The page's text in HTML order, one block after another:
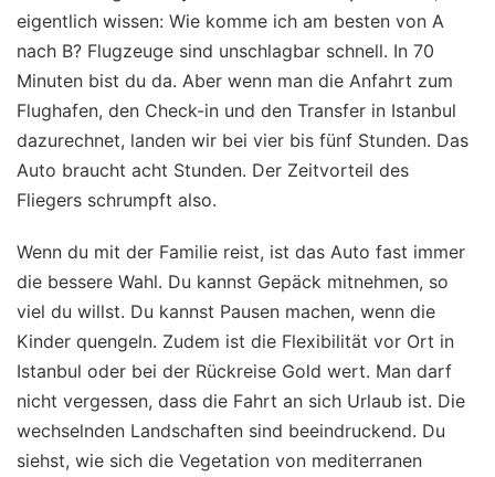
eigentlich wissen: Wie komme ich am besten von A
nach B? Flugzeuge sind unschlagbar schnell. In 70
Minuten bist du da. Aber wenn man die Anfahrt zum
Flughafen, den Check-in und den Transfer in Istanbul
dazurechnet, landen wir bei vier bis fünf Stunden. Das
Auto braucht acht Stunden. Der Zeitvorteil des
Fliegers schrumpft also.
Wenn du mit der Familie reist, ist das Auto fast immer
die bessere Wahl. Du kannst Gepäck mitnehmen, so
viel du willst. Du kannst Pausen machen, wenn die
Kinder quengeln. Zudem ist die Flexibilität vor Ort in
Istanbul oder bei der Rückreise Gold wert. Man darf
nicht vergessen, dass die Fahrt an sich Urlaub ist. Die
wechselnden Landschaften sind beeindruckend. Du
siehst, wie sich die Vegetation von mediterranen